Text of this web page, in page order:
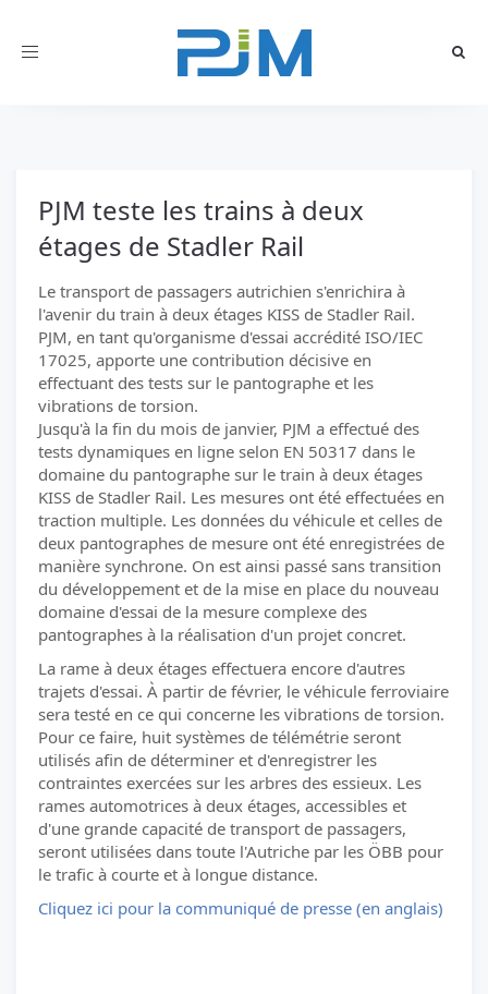
Toggle
PJM teste les trains à deux
étages de Stadler Rail
Le transport de passagers autrichien s'enrichira à
l'avenir du train à deux étages KISS de Stadler Rail.
PJM, en tant qu'organisme d'essai accrédité ISO/IEC
17025, apporte une contribution décisive en
effectuant des tests sur le pantographe et les
vibrations de torsion.
Jusqu'à la fin du mois de janvier, PJM a effectué des
tests dynamiques en ligne selon EN 50317 dans le
domaine du pantographe sur le train à deux étages
KISS de Stadler Rail. Les mesures ont été effectuées en
traction multiple. Les données du véhicule et celles de
deux pantographes de mesure ont été enregistrées de
manière synchrone. On est ainsi passé sans transition
du développement et de la mise en place du nouveau
domaine d'essai de la mesure complexe des
pantographes à la réalisation d'un projet concret.
La rame à deux étages effectuera encore d'autres
trajets d'essai. À partir de février, le véhicule ferroviaire
sera testé en ce qui concerne les vibrations de torsion.
Pour ce faire, huit systèmes de télémétrie seront
utilisés afin de déterminer et d'enregistrer les
contraintes exercées sur les arbres des essieux. Les
rames automotrices à deux étages, accessibles et
d'une grande capacité de transport de passagers,
seront utilisées dans toute l'Autriche par les ÖBB pour
le trafic à courte et à longue distance.
Cliquez ici pour la communiqué de presse (en anglais)